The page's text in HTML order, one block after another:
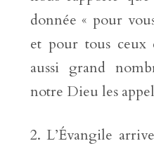
donnée « pour
et pour tous
aussi grand
notre Dieu les
L’Évangile